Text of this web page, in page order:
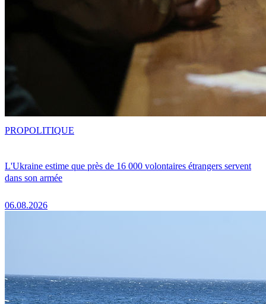
L'Ukraine estime que près de 16 000 volontaires étrangers servent
dans son armée
06.08.2026
PROPOLITIQUE